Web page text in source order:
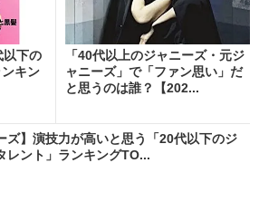
以下の
キン
「40代以上のジャニーズ・元ジ
ャニーズ」で「ファン思い」だ
と思うのは誰？【202...
ズ】演技力が高いと思う「20代以下のジ
レント」ランキングTO...